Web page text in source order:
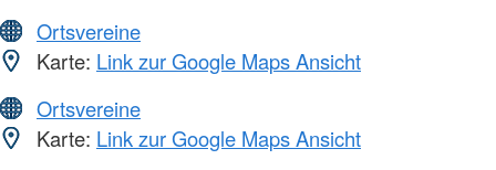
Ortsvereine
Karte: Link zur Google Maps Ansicht
Ortsvereine
Karte: Link zur Google Maps Ansicht